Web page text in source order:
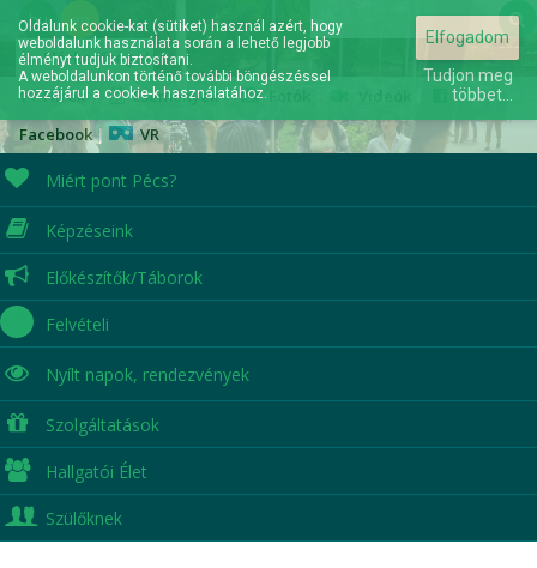
hu
en
Elérhetőségek
Hírek| Események| Fotók
Facebook| VR
Miért pont Pécs?
Képzéseink
Előkészítők/Táborok
Felvételi
Nyílt napok, rendezvények
Szolgáltatások
Hallgatói Élet
Szülőknek
Oldalunk cookie-kat (sütiket) használ azért, hogy
weboldalunk használata során a lehető legjobb
élményt tudjuk biztosítani.
A weboldalunkon történő további böngészéssel
hozzájárul a cookie-k használatához.
Elfogadom
Tudjon meg
többet...